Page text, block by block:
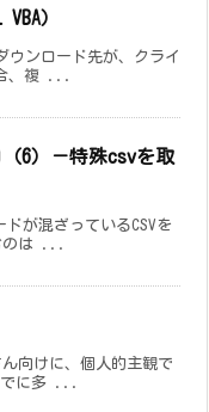
）
ンロード先が、クライ
、複 ...
（6）－特殊csvを取
が混ざっているCSVを
のは ...
ん向けに、個人的主観で
でに多 ...